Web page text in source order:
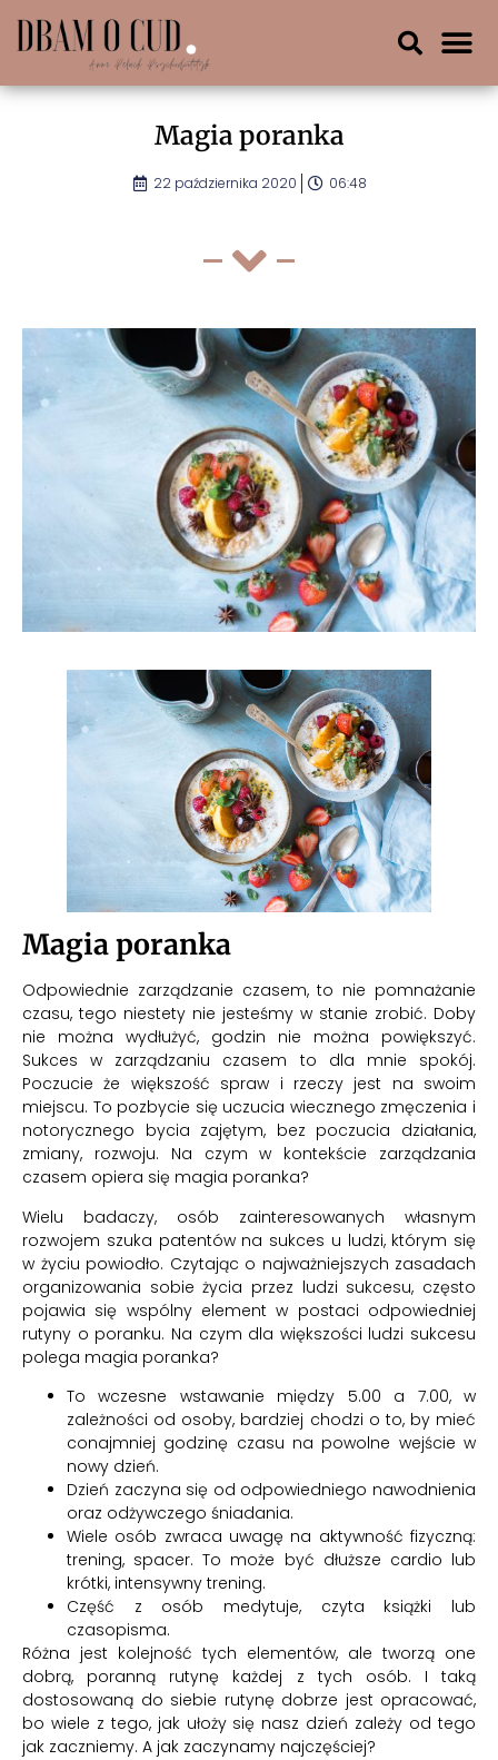
Magia poranka
22 października 2020 06:48
Magia poranka
Odpowiednie zarządzanie czasem, to nie pomnażanie
czasu, tego niestety nie jesteśmy w stanie zrobić. Doby
nie można wydłużyć, godzin nie można powiększyć.
Sukces w zarządzaniu czasem to dla mnie spokój.
Poczucie że większość spraw i rzeczy jest na swoim
miejscu. To pozbycie się uczucia wiecznego zmęczenia i
notorycznego bycia zajętym, bez poczucia działania,
zmiany, rozwoju. Na czym w kontekście zarządzania
czasem opiera się magia poranka?
Wielu badaczy, osób zainteresowanych własnym
rozwojem szuka patentów na sukces u ludzi, którym się
w życiu powiodło. Czytając o najważniejszych zasadach
organizowania sobie życia przez ludzi sukcesu, często
pojawia się wspólny element w postaci odpowiedniej
rutyny o poranku. Na czym dla większości ludzi sukcesu
polega magia poranka?
To wczesne wstawanie między 5.00 a 7.00, w
zależności od osoby, bardziej chodzi o to, by mieć
conajmniej godzinę czasu na powolne wejście w
nowy dzień.
Dzień zaczyna się od odpowiedniego nawodnienia
oraz odżywczego śniadania.
Wiele osób zwraca uwagę na aktywność fizyczną:
trening, spacer. To może być dłuższe cardio lub
krótki, intensywny trening.
Część z osób medytuje, czyta książki lub
czasopisma.
Różna jest kolejność tych elementów, ale tworzą one
dobrą, poranną rutynę każdej z tych osób. I taką
dostosowaną do siebie rutynę dobrze jest opracować,
bo wiele z tego, jak ułoży się nasz dzień zależy od tego
jak zaczniemy. A jak zaczynamy najczęściej?